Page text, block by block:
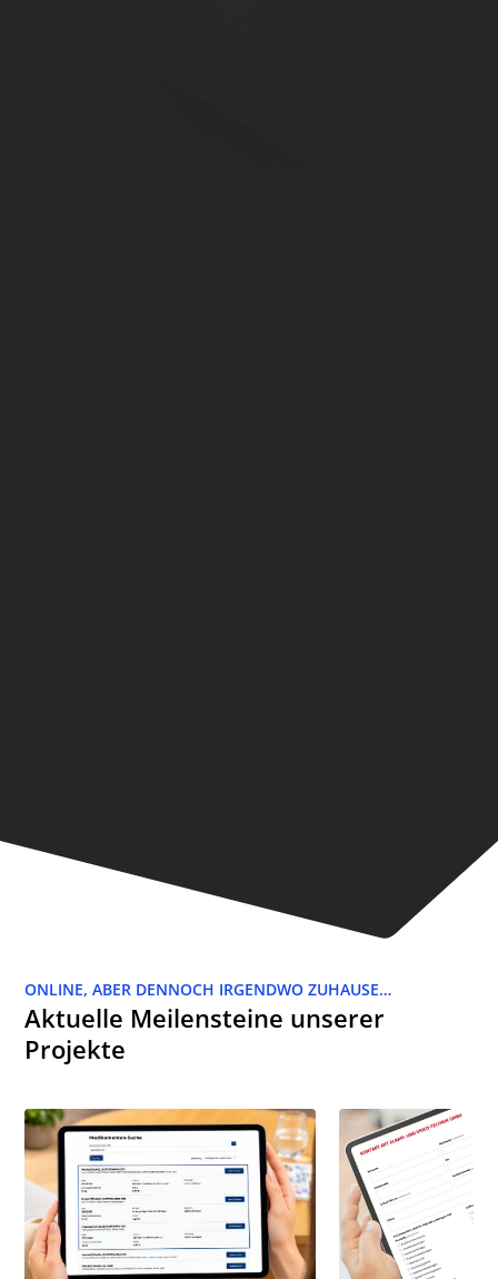
ONLINE, ABER DENNOCH IRGENDWO ZUHAUSE…
Aktuelle Meilensteine unserer
Projekte